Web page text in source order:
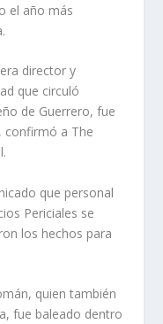
el año más
director y
que circuló
de Guerrero, fue
confirmó a The
que personal
Periciales se
los hechos para
quien también
fue baleado dentro